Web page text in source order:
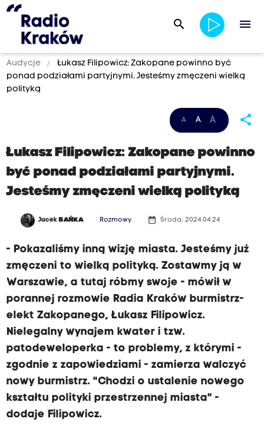
search menu
Audycje
Łukasz Filipowicz: Zakopane powinno być
ponad podziałami partyjnymi. Jesteśmy zmęczeni wielką
polityką
A A A share
Łukasz Filipowicz: Zakopane powinno
być ponad podziałami partyjnymi.
Jesteśmy zmęczeni wielką polityką
Jacek BAŃKA Rozmowy date_range Środa, 2024.04.24
- Pokazaliśmy inną wizję miasta. Jesteśmy już
zmęczeni to wielką polityką. Zostawmy ją w
Warszawie, a tutaj róbmy swoje - mówił w
porannej rozmowie Radia Kraków burmistrz-
elekt Zakopanego, Łukasz Filipowicz.
Nielegalny wynajem kwater i tzw.
patodeweloperka - to problemy, z którymi -
zgodnie z zapowiedziami - zamierza walczyć
nowy burmistrz. "Chodzi o ustalenie nowego
kształtu polityki przestrzennej miasta" -
dodaje Filipowicz.